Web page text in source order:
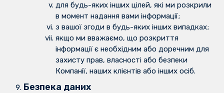
для будь-яких інших цілей, які ми розкрили
в момент надання вами інформації;
з вашої згоди в будь-яких інших випадках;
якщо ми вважаємо, що розкриття
інформації є необхідним або доречним для
захисту прав, власності або безпеки
Компанії, наших клієнтів або інших осіб.
Безпека даних